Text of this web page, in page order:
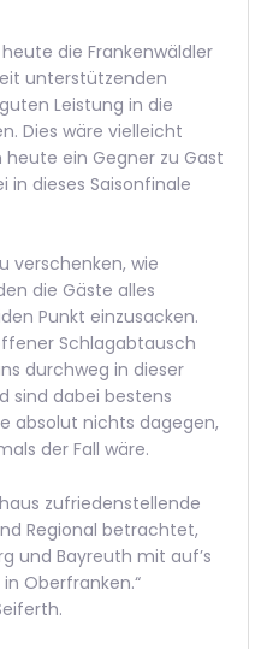
die Frankenwäldler
unterstützenden
Leistung in die
Dies wäre vielleicht
ein Gegner zu Gast
in dieses Saisonfinale
verschenken, wie
die Gäste alles
Punkt einzusacken.
Schlagabtausch
durchweg in dieser
sind dabei bestens
absolut nichts dagegen,
der Fall wäre.
zufriedenstellende
Regional betrachtet,
und Bayreuth mit auf’s
Oberfranken.“